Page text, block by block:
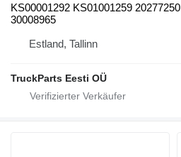
KS00001292 KS01001259 20277250
30008965
Estland, Tallinn
TruckParts Eesti OÜ